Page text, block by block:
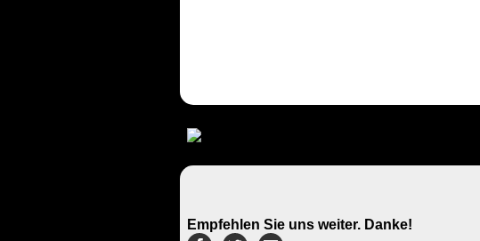
Empfehlen Sie uns weiter. Danke!